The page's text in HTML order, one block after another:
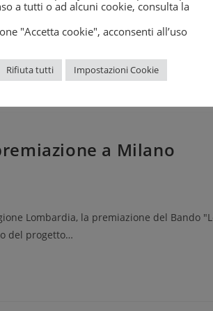
a Milano
Lombardia, la premiazione del Bando
del progetto…
a tutti o ad alcuni cookie, consulta la
"Accetta cookie", acconsenti all’uso
Rifiuta tutti Impostazioni Cookie